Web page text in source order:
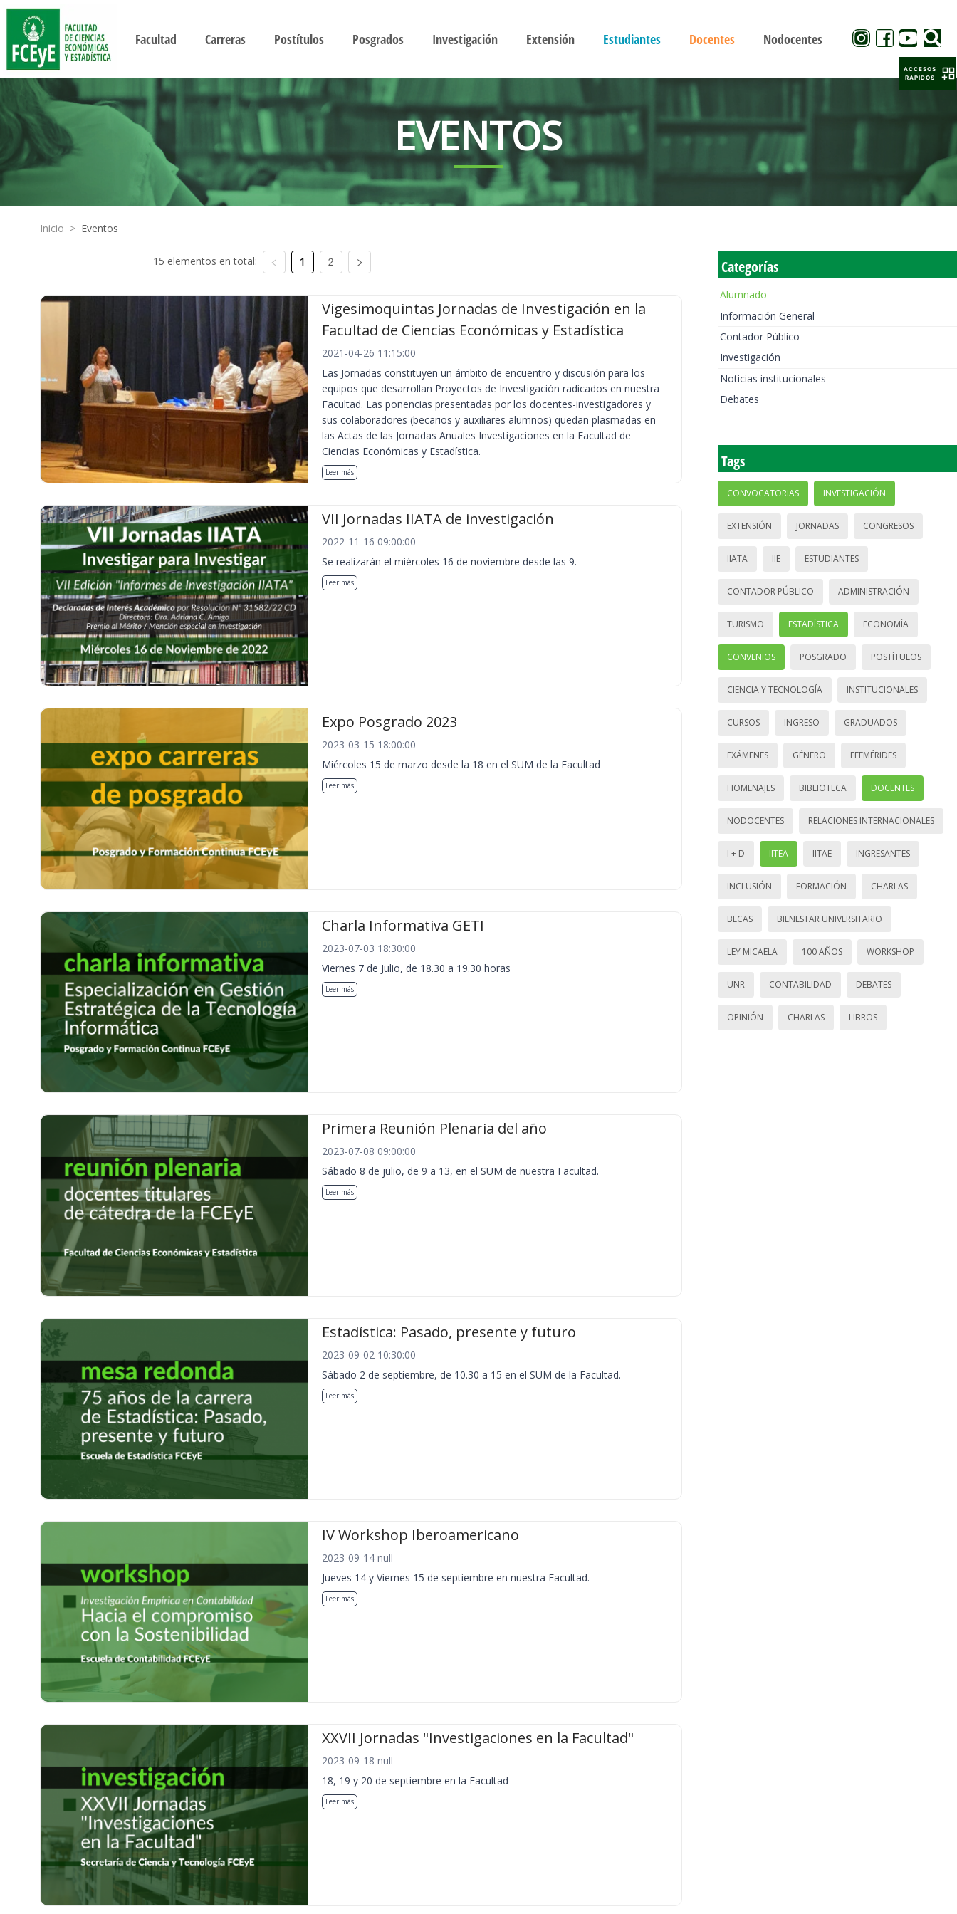
Facultad Carreras Postítulos Posgrados Investigación Extensión Estudiantes Docentes Nodocentes
EVENTOS
Inicio > Eventos
15 elementos en total: 1 2
Vigesimoquintas Jornadas de Investigación en la
Facultad de Ciencias Económicas y Estadística
2021-04-26 11:15:00
Las Jornadas constituyen un ámbito de encuentro y discusión para los
equipos que desarrollan Proyectos de Investigación radicados en nuestra
Facultad. Las ponencias presentadas por los docentes-investigadores y
sus colaboradores (becarios y auxiliares alumnos) quedan plasmadas en
las Actas de las Jornadas Anuales Investigaciones en la Facultad de
Ciencias Económicas y Estadística.
Leer más
VII Jornadas IIATA de investigación
2022-11-16 09:00:00
Se realizarán el miércoles 16 de noviembre desde las 9.
Leer más
Expo Posgrado 2023
2023-03-15 18:00:00
Miércoles 15 de marzo desde la 18 en el SUM de la Facultad
Leer más
Charla Informativa GETI
2023-07-03 18:30:00
Viernes 7 de Julio, de 18.30 a 19.30 horas
Leer más
Primera Reunión Plenaria del año
2023-07-08 09:00:00
Sábado 8 de julio, de 9 a 13, en el SUM de nuestra Facultad.
Leer más
Estadística: Pasado, presente y futuro
2023-09-02 10:30:00
Sábado 2 de septiembre, de 10.30 a 15 en el SUM de la Facultad.
Leer más
IV Workshop Iberoamericano
2023-09-14 null
Jueves 14 y Viernes 15 de septiembre en nuestra Facultad.
Leer más
XXVII Jornadas "Investigaciones en la Facultad"
2023-09-18 null
18, 19 y 20 de septiembre en la Facultad
Leer más
Categorías
Alumnado
Información General
Contador Público
Investigación
Noticias institucionales
Debates
Tags
CONVOCATORIAS INVESTIGACIÓN
EXTENSIÓN JORNADAS CONGRESOS
IIATA IIE ESTUDIANTES
CONTADOR PÚBLICO ADMINISTRACIÓN
TURISMO ESTADÍSTICA ECONOMÍA
CONVENIOS POSGRADO POSTÍTULOS
CIENCIA Y TECNOLOGÍA INSTITUCIONALES
CURSOS INGRESO GRADUADOS
EXÁMENES GÉNERO EFEMÉRIDES
HOMENAJES BIBLIOTECA DOCENTES
NODOCENTES RELACIONES INTERNACIONALES
I + D IITEA IITAE INGRESANTES
INCLUSIÓN FORMACIÓN CHARLAS
BECAS BIENESTAR UNIVERSITARIO
LEY MICAELA 100 AÑOS WORKSHOP
UNR CONTABILIDAD DEBATES
OPINIÓN CHARLAS LIBROS
ACCESOS
RAPIDOS